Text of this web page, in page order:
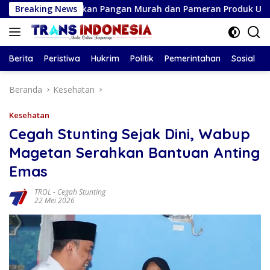
Langsung
ke
konten
Breaking News
Pangan Murah dan Pameran Produk Unggulan
Berita Peristiwa Hukrim Politik Pemerintahan Sosial
Beranda Kesehatan
Kesehatan
Cegah Stunting Sejak Dini, Wabup
Magetan Serahkan Bantuan Anting
Emas
TROL - Cegah Stunting
22 Mei 2026